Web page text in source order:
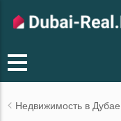
Недвижимость в Дубае